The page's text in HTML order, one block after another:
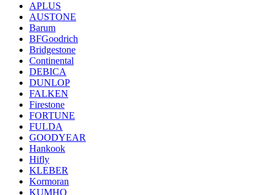
APLUS
AUSTONE
Barum
BFGoodrich
Bridgestone
Continental
DEBICA
DUNLOP
FALKEN
Firestone
FORTUNE
FULDA
GOODYEAR
Hankook
Hifly
KLEBER
Kormoran
KUMHO